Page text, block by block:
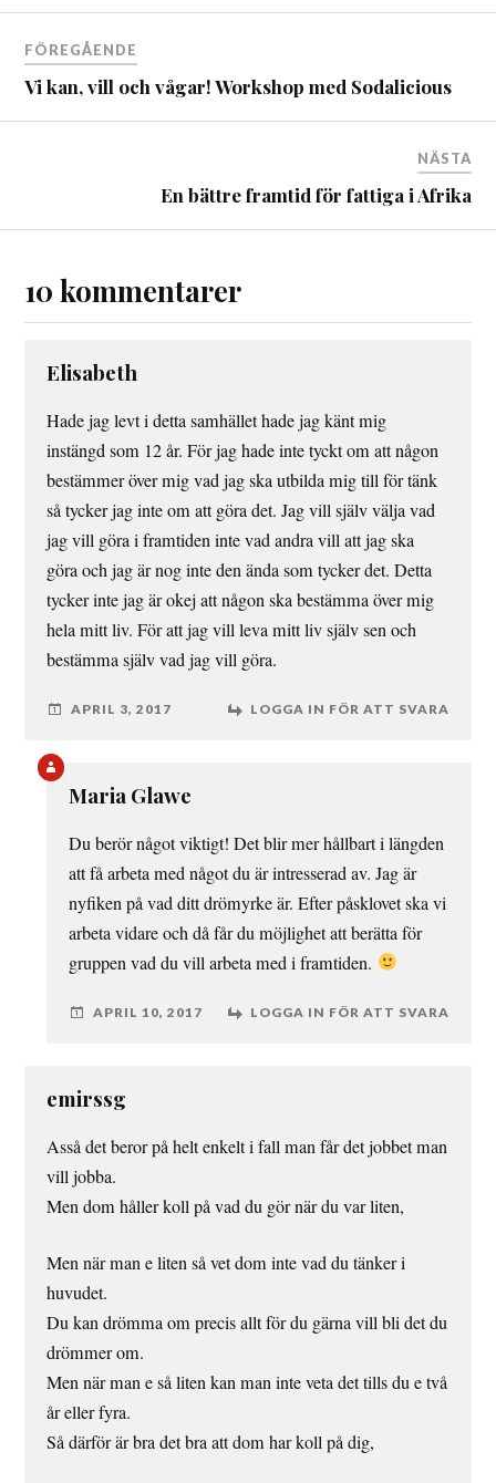
FÖREGÅENDE
Vi kan, vill och vågar! Workshop med Sodalicious
NÄSTA
En bättre framtid för fattiga i Afrika
10 kommentarer
Elisabeth
Hade jag levt i detta samhället hade jag känt mig
instängd som 12 år. För jag hade inte tyckt om att någon
bestämmer över mig vad jag ska utbilda mig till för tänk
så tycker jag inte om att göra det. Jag vill själv välja vad
jag vill göra i framtiden inte vad andra vill att jag ska
göra och jag är nog inte den ända som tycker det. Detta
tycker inte jag är okej att någon ska bestämma över mig
hela mitt liv. För att jag vill leva mitt liv själv sen och
bestämma själv vad jag vill göra.
APRIL 3, 2017 LOGGA IN FÖR ATT SVARA
Maria Glawe
Du berör något viktigt! Det blir mer hållbart i längden
att få arbeta med något du är intresserad av. Jag är
nyfiken på vad ditt drömyrke är. Efter påsklovet ska vi
arbeta vidare och då får du möjlighet att berätta för
gruppen vad du vill arbeta med i framtiden.
APRIL 10, 2017 LOGGA IN FÖR ATT SVARA
emirssg
Asså det beror på helt enkelt i fall man får det jobbet man
vill jobba.
Men dom håller koll på vad du gör när du var liten,
Men när man e liten så vet dom inte vad du tänker i
huvudet.
Du kan drömma om precis allt för du gärna vill bli det du
drömmer om.
Men när man e så liten kan man inte veta det tills du e två
år eller fyra.
Så därför är bra det bra att dom har koll på dig,